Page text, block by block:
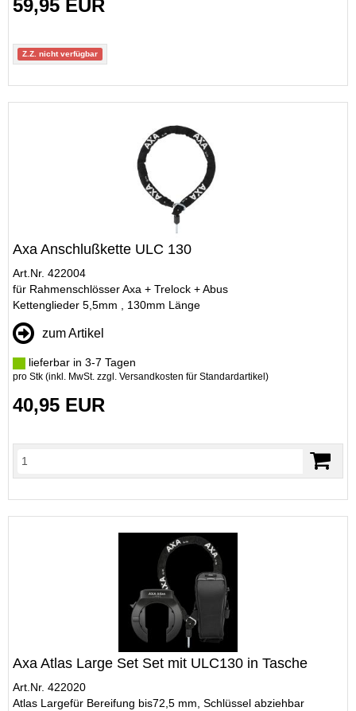
59,95 EUR
Z.Z. nicht verfügbar
Axa Anschlußkette ULC 130
Art.Nr. 422004
für Rahmenschlösser Axa + Trelock + Abus
Kettenglieder 5,5mm , 130mm Länge
zum Artikel
lieferbar in 3-7 Tagen
pro Stk (inkl. MwSt. zzgl. Versandkosten für Standardartikel )
40,95 EUR
Axa Atlas Large Set Set mit ULC130 in Tasche
Art.Nr. 422020
Atlas Largefür Bereifung bis72,5 mm, Schlüssel abziehbar